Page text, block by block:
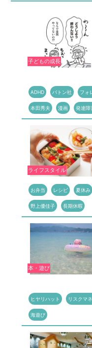
子どもの成長
ADHD バトン社 フォ
本田秀夫 漫画 発達障
ライフスタイル
お弁当 レシピ 夏休み
野上優佳子 長期休暇
本・遊び
ヒヤリハット リスクマ
海遊び